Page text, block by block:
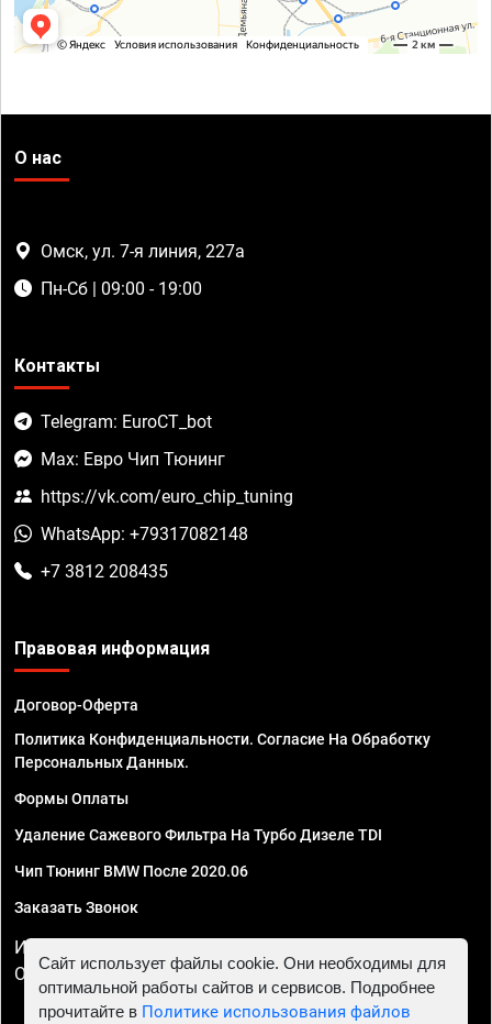
О нас
Омск, ул. 7-я линия, 227а
Пн-Сб | 09:00 - 19:00
Контакты
Telegram: EuroCT_bot
Max: Евро Чип Тюнинг
https://vk.com/euro_chip_tuning
WhatsApp: +79317082148
+7 3812 208435
Правовая информация
Договор-Оферта
Политика Конфиденциальности. Согласие На Обработку
Персональных Данных.
Формы Оплаты
Удаление Сажевого Фильтра На Турбо Дизеле TDI
Чип Тюнинг BMW После 2020.06
Заказать Звонок
ИП Смирнов Георгий Павлович. ИНН 781302555843,
ОГРНИП 324470400032610
Сайт использует файлы cookie. Они необходимы для
оптимальной работы сайтов и сервисов. Подробнее
прочитайте в Политике использования файлов